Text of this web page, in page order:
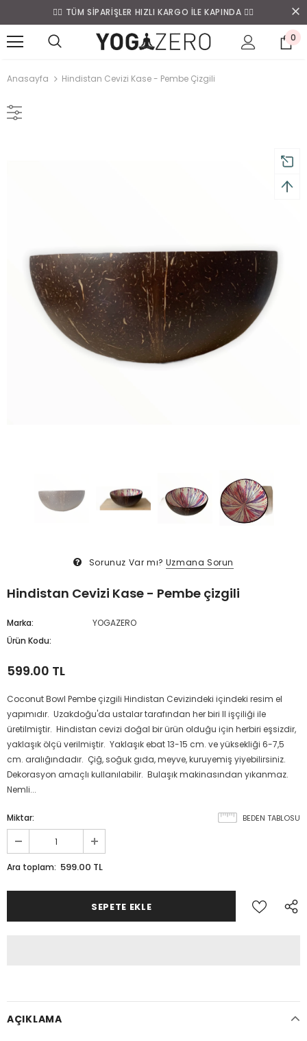
❤️‍🔥 TÜM SİPARİŞLER HIZLI KARGO İLE KAPINDA ❤️‍🔥
0
Anasayfa Hindistan Cevizi Kase - Pembe Çizgili
Sorunuz Var mı? Uzmana Sorun
Hindistan Cevizi Kase - Pembe çizgili
Marka:
YOGAZERO
Ürün Kodu:
599.00 TL
Coconut Bowl Pembe çizgili Hindistan Cevizindeki içindeki resim el
yapımıdır. Uzakdoğu'da ustalar tarafından her biri ll işçiliği ile
üretilmiştir. Hindistan cevizi doğal bir ürün olduğu için herbiri eşsizdir,
yaklaşık ölçü verilmiştir. Yaklaşık ebat 13-15 cm. ve yüksekliği 6-7,5
cm. aralığındadır. Çiğ, soğuk gıda, meyve, kuruyemiş yiyebilirsiniz.
Dekorasyon amaçlı kullanılabilir. Bulaşık makinasından yıkanmaz.
Nemli...
BEDEN TABLOSU
Miktar:
Ara toplam: 599.00 TL
AÇIKLAMA
E-POSTA LISTEMIZE KATILIN
Yeni Gelenler & İndirimlerinden haberdar olun